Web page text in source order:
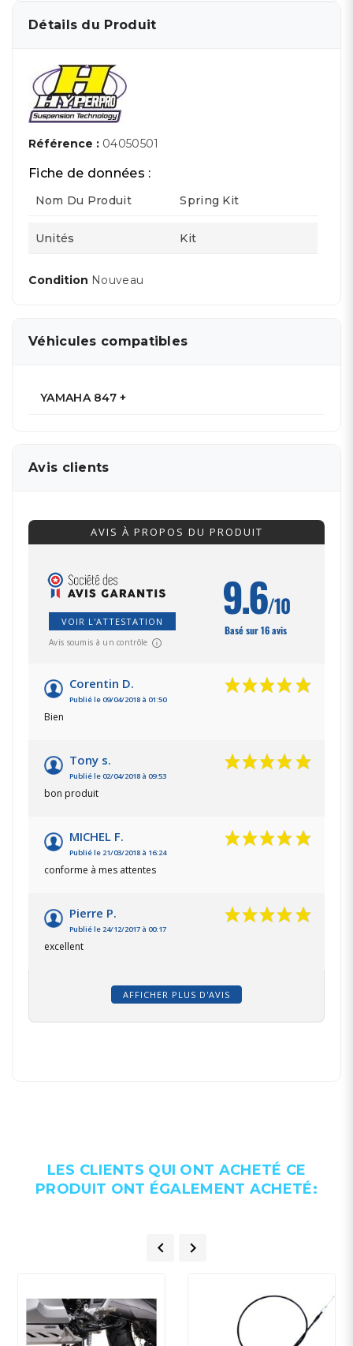
Détails du Produit
Référence : 04050501
Fiche de données :
Nom Du Produit Spring Kit
Unités Kit
Condition Nouveau
Véhicules compatibles
YAMAHA 847 +
Avis clients
AVIS À PROPOS DU PRODUIT
VOIR L'ATTESTATION
Avis soumis à un contrôle
9.6/10
Basé sur 16 avis
Corentin D.
Publié le 09/04/2018 à 01:50
Bien
Tony s.
Publié le 02/04/2018 à 09:53
bon produit
MICHEL F.
Publié le 21/03/2018 à 16:24
conforme à mes attentes
Pierre P.
Publié le 24/12/2017 à 00:17
excellent
AFFICHER PLUS D'AVIS
LES CLIENTS QUI ONT ACHETÉ CE
PRODUIT ONT ÉGALEMENT ACHETÉ:
 